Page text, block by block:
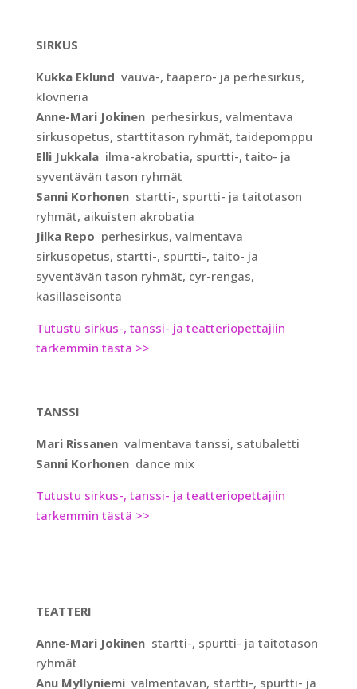
SIRKUS
Kukka Eklund vauva-, taapero- ja perhesirkus,
klovneria
Anne-Mari Jokinenperhesirkus, valmentava
sirkusopetus, starttitason ryhmät, taidepomppu
Elli Jukkalailma-akrobatia, spurtti-, taito- ja
syventävän tason ryhmät
Sanni Korhonenstartti-, spurtti- ja taitotason
ryhmät, aikuisten akrobatia
Jilka Repo perhesirkus, valmentava
sirkusopetus, startti-, spurtti-, taito- ja
syventävän tason ryhmät, cyr-rengas,
käsilläseisonta
Tutustu sirkus-, tanssi- ja teatteriopettajiin
tarkemmin tästä >>
TANSSI
Mari Rissanen valmentava tanssi, satubaletti
Sanni Korhonendance mix
Tutustu sirkus-, tanssi- ja teatteriopettajiin
tarkemmin tästä >>
TEATTERI
Anne-Mari Jokinenstartti-, spurtti- ja taitotason
ryhmät
Anu Myllyniemi valmentavan, startti-, spurtti- ja